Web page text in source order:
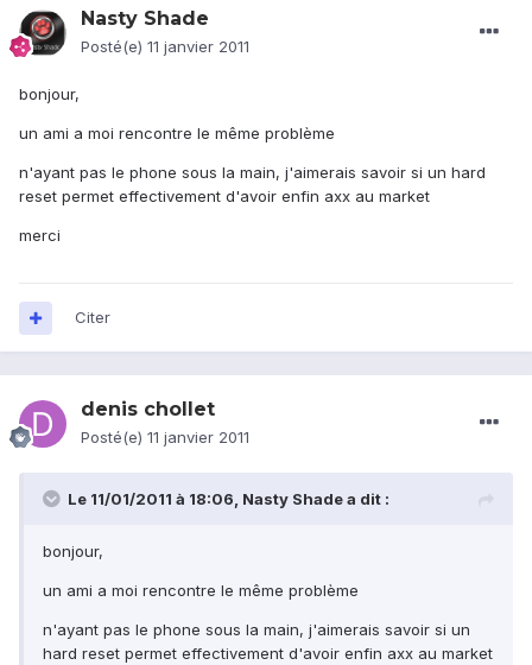
Nasty Shade
Posté(e) 11 janvier 2011
bonjour,
un ami a moi rencontre le même problème
n'ayant pas le phone sous la main, j'aimerais savoir si un hard
reset permet effectivement d'avoir enfin axx au market
merci
Citer
denis chollet
Posté(e) 11 janvier 2011
Le 11/01/2011 à 18:06, Nasty Shade a dit :
bonjour,
un ami a moi rencontre le même problème
n'ayant pas le phone sous la main, j'aimerais savoir si un
hard reset permet effectivement d'avoir enfin axx au market